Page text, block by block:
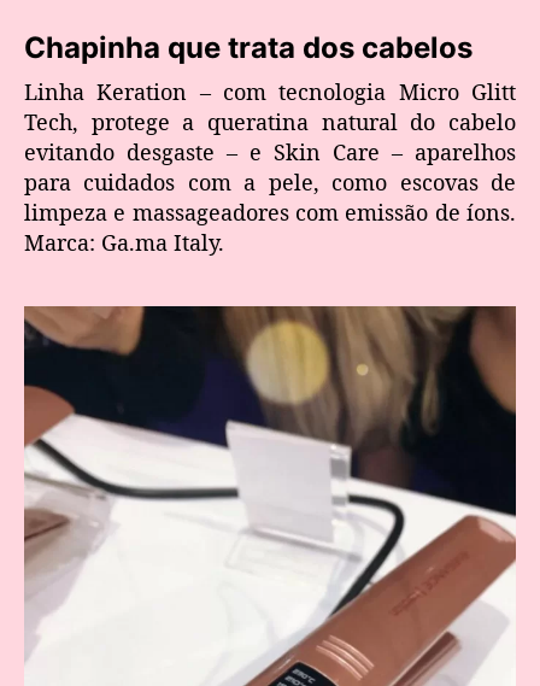
Chapinha que trata dos cabelos
Linha Keration – com tecnologia Micro Glitt
Tech, protege a queratina natural do cabelo
evitando desgaste – e Skin Care – aparelhos
para cuidados com a pele, como escovas de
limpeza e massageadores com emissão de íons.
Marca: Ga.ma Italy.